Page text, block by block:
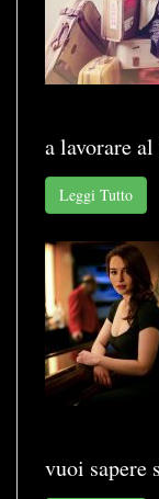
a lavorare
Leggi Tutto
vuoi sapere